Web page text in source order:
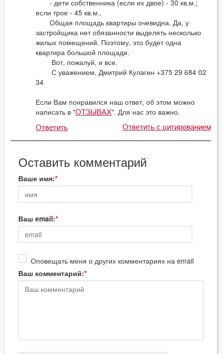
- дети собственника (если их двое) - 30 кв.м.;
если трое - 45 кв.м..
Общая площадь квартиры очевидна. Да, у
застройщика нет обязанности выделять несколько
жилых помещений. Поэтому, это будет одна
квартира большой площади.
Вот, пожалуй, и все.
С уважением, Дмитрий Кулагин +375 29 684 02
34
Если Вам понравился наш ответ, об этом можно
написать в "ОТЗЫВАХ". Для нас это важно.
Ответить Ответить с цитированием
Оставить комментарий
Ваше имя:
Ваш email:
Оповещать меня о других комментариях на email
Ваш комментарий: